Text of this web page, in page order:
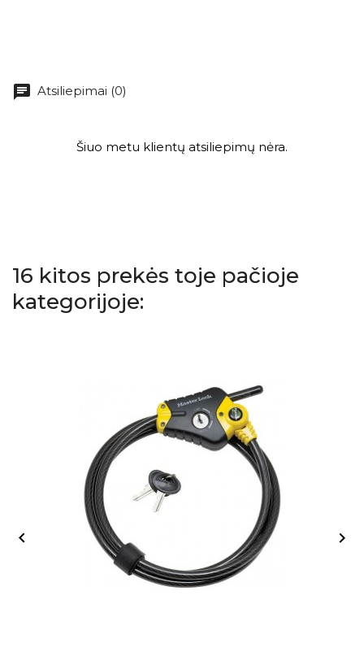
chat Atsiliepimai (0)
Šiuo metu klientų atsiliepimų nėra.
16 kitos prekės toje pačioje
kategorijoje:
 